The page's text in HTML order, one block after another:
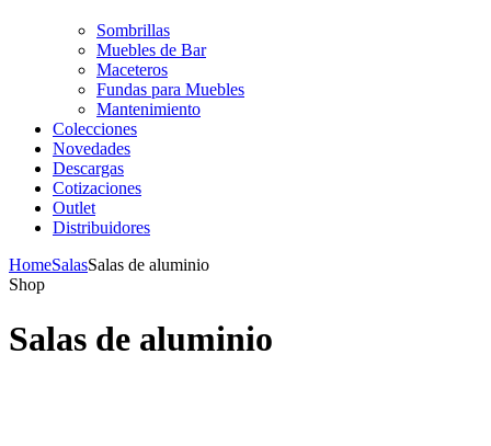
Sombrillas
Muebles de Bar
Maceteros
Fundas para Muebles
Mantenimiento
Colecciones
Novedades
Descargas
Cotizaciones
Outlet
Distribuidores
HomeSalasSalas de aluminio
Shop
Salas de aluminio